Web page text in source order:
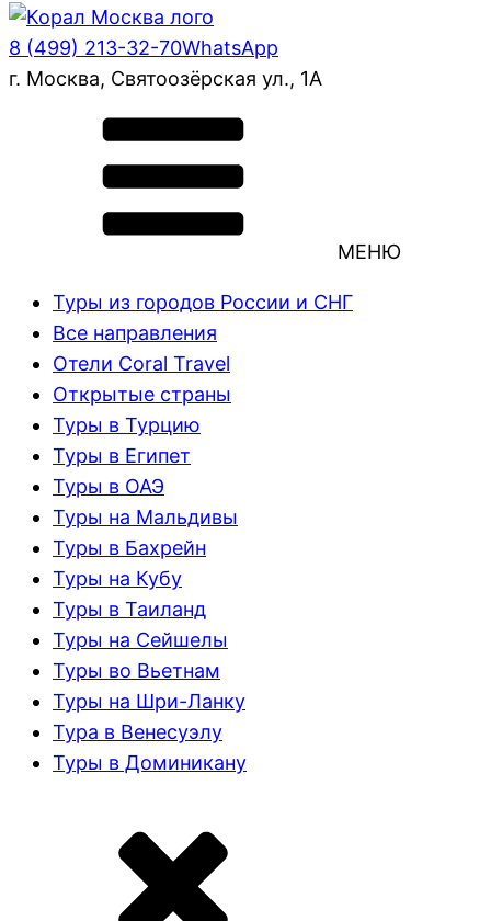
8 (499) 213-32-70WhatsApp
г. Москва, Святоозёрская ул., 1А
МЕНЮ
Туры из городов России и СНГ
Все направления
Отели Coral Travel
Открытые страны
Туры в Турцию
Туры в Египет
Туры в ОАЭ
Туры на Мальдивы
Туры в Бахрейн
Туры на Кубу
Туры в Таиланд
Туры на Сейшелы
Туры во Вьетнам
Туры на Шри-Ланку
Тура в Венесуэлу
Туры в Доминикану